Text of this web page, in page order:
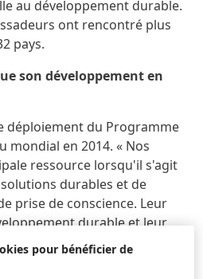
au développement durable.
ont rencontré plus
pays.
son développement en
déploiement du Programme
mondial en 2014. « Nos
ressource lorsqu'il s'agit
durables et de
prise de conscience. Leur
durable et leur
pour concrétiser
nos objectifs », a déclaré
pour bénéficier de